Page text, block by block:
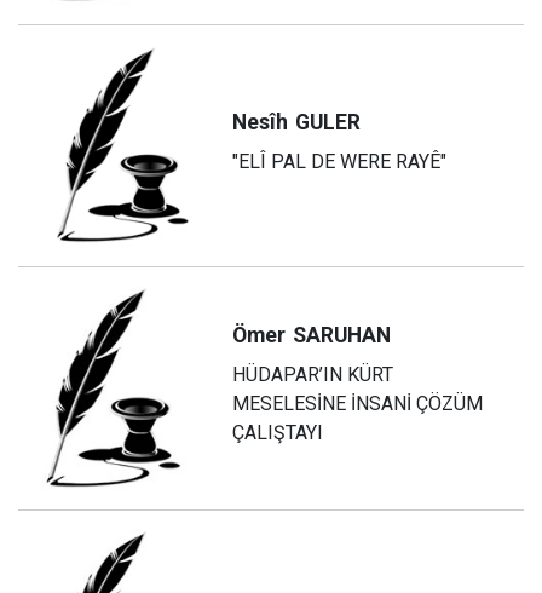
Nesîh GULER
"ELÎ PAL DE WERE RAYÊ"
Ömer SARUHAN
HÜDAPAR’IN KÜRT
MESELESİNE İNSANİ ÇÖZÜM
ÇALIŞTAYI